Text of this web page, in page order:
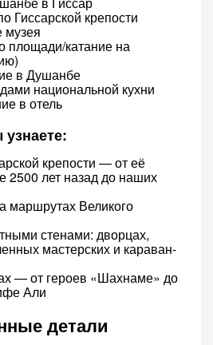
Гиссарской крепости
площади/катание на
в Душанбе
национальной кухни
в отель
крепости — от её
2500 лет назад до наших
маршрутах Великого
стенами: дворцах,
мастерских и караван-
— от героев «Шахнаме» до
Али
детали